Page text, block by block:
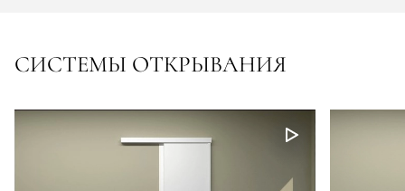
СИСТЕМЫ ОТКРЫВАНИЯ